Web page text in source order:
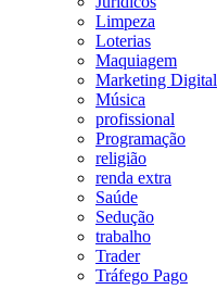
Limpeza
Loterias
Maquiagem
Marketing Digital
Música
profissional
Programação
religião
renda extra
Saúde
Sedução
trabalho
Trader
Tráfego Pago